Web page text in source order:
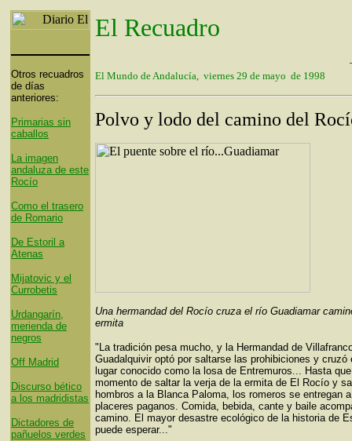
Otros recuadros
de días
anteriores:
Primarias sin
caballos
La imagen
andaluza de este
Rocío
Como el trasero
de Romario
De Estoril a
Atenas
Mijatovic y el
Currobetis
Urdangarín,
merienda de
negros
Off Madrid
Discurso bético
a los madridistas
Dictadores de
pañuelos verdes
El Recuadro
El Mundo de Andalucía, viernes 29 de mayo de 1998
Polvo y lodo del camino del
Una hermandad del Rocío cruza el río Guadiamar
ermita
"La tradición pesa mucho, y la Hermandad de
Guadalquivir optó por saltarse las prohibiciones y cruzó
lugar conocido como la losa de Entremuros... Hasta
momento de saltar la verja de la ermita de El Rocío y
hombros a la Blanca Paloma, los romeros se entregan
placeres paganos. Comida, bebida, cante y baile
camino. El mayor desastre ecológico de la historia de
puede esperar..."